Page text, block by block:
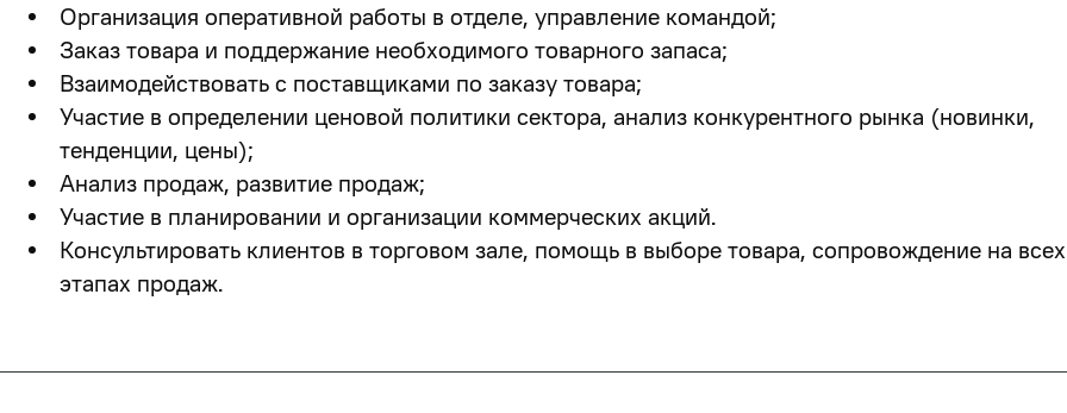
Организация оперативной работы в отделе, управление командой;
Заказ товара и поддержание необходимого товарного запаса;
Взаимодействовать с поставщиками по заказу товара;
Участие в определении ценовой политики сектора, анализ конкурентного рынка (новинки,
тенденции, цены);
Анализ продаж, развитие продаж;
Участие в планировании и организации коммерческих акций.
Консультировать клиентов в торговом зале, помощь в выборе товара, сопровождение на всех
этапах продаж.